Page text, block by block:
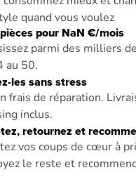
quand vous voulez
pour NaN €/mois
parmi des milliers
au 50.
les sans stress
frais de réparation.
inclus.
retournez et
vos coups de cœur à
le reste et